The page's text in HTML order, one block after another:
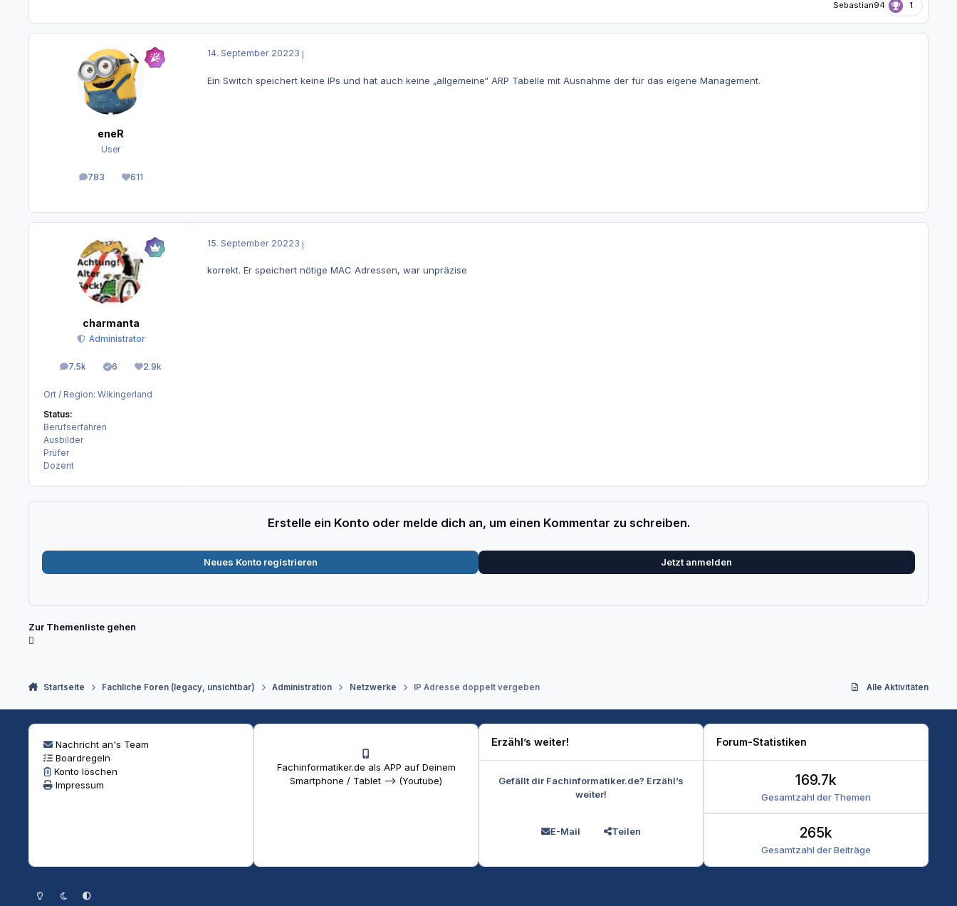
Sebastian94 1
eneR
User
783
Beiträge 611
Reputation
14. September 20223 j
Ein Switch speichert keine IPs und hat auch keine „allgemeine“ ARP Tabelle mit Ausnahme der für das eigene Management.
charmanta
Administrator
7.5k
Beiträge 6
Lösungen2.9k
Reputation
Ort / Region: Wikingerland
Status:
Berufserfahren
Ausbilder
Prüfer
Dozent
15. September 20223 j
korrekt. Er speichert nötige MAC Adressen, war unpräzise
Erstelle ein Konto oder melde dich an, um einen Kommentar zu schreiben.
Neues Konto registrieren Jetzt anmelden
Zur Themenliste gehen
Startseite Fachliche Foren (legacy, unsichtbar) Administration Netzwerke IP Adresse doppelt vergeben Alle Aktivitäten
Nachricht an's Team
Boardregeln
Konto löschen
Impressum
Fachinformatiker.de als APP auf Deinem
Smartphone / Tablet --> (Youtube)
Erzähl’s weiter!
Gefällt dir Fachinformatiker.de? Erzähl’s
weiter!
E-Mail Teilen
Forum-Statistiken
Gesamtzahl der Themen
169.7k
Gesamtzahl der Beiträge
265k
Heller ModusDunkler Modus
Systemeinstellung